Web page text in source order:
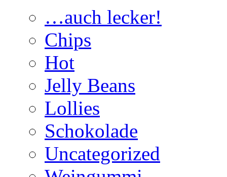
…auch lecker!
Chips
Hot
Jelly Beans
Lollies
Schokolade
Uncategorized